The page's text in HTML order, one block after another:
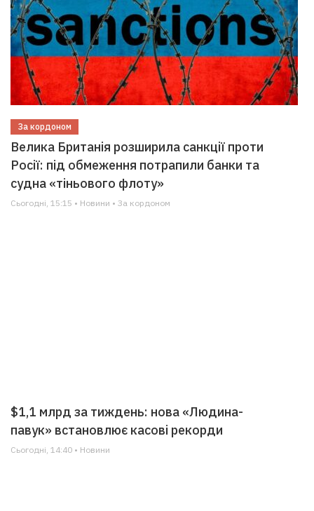
За кордоном
Велика Британія розширила санкції проти
Росії: під обмеження потрапили банки та
судна «тіньового флоту»
Сьогодні, 15:15 • Новини • За кордоном
$1,1 млрд за тиждень: нова «Людина-
павук» встановлює касові рекорди
Сьогодні, 14:40 • Новини